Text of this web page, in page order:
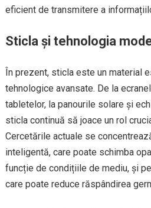
eficient de transmitere a
Sticla și tehnologia
În prezent, sticla este un material
tehnologice avansate. De la
tabletelor, la panourile solare și
sticla continuă să joace un rol
Cercetările actuale se
inteligentă, care poate schimba
funcție de condițiile de mediu, și
care poate reduce răspândirea